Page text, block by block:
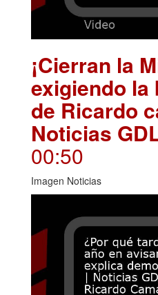
¡Cierran la
exigiendo la
de Ricardo
Noticias
00:50
Imagen Noticias